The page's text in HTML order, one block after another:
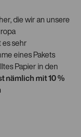
die wir an unsere
es sehr
eines Pakets
Papier in den
nämlich mit 10 %